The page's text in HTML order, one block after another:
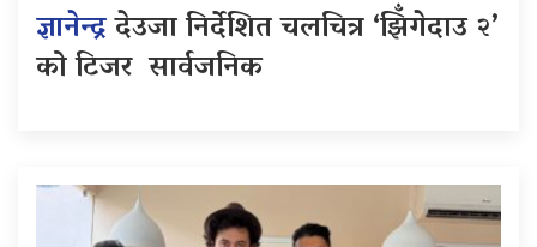
ज्ञानेन्द्रदेउजा निर्देशित चलचित्र ‘झिँगेदाउ २’
को टिजर सार्वजनिक